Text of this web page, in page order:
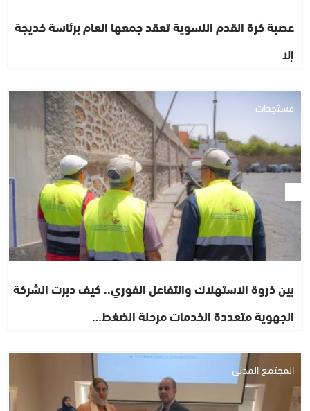
عصبة كرة القدم النسوية تعقد جمعها العام برئاسة خديجة
إلا
مستجدات
بين ذروة الاستهلاك والتفاعل الفوري.. كيف دبرت الشركة
الجهوية متعددة الخدمات مرحلة الضغط…
المجتمع المدني